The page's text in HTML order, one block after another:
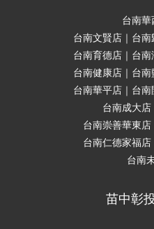
台南
台南文賢店｜台
台南育德店｜台
台南健康店｜台
台南華平店｜台
台南成大
台南崇善華東
台南仁德家福
台南
苗中彰